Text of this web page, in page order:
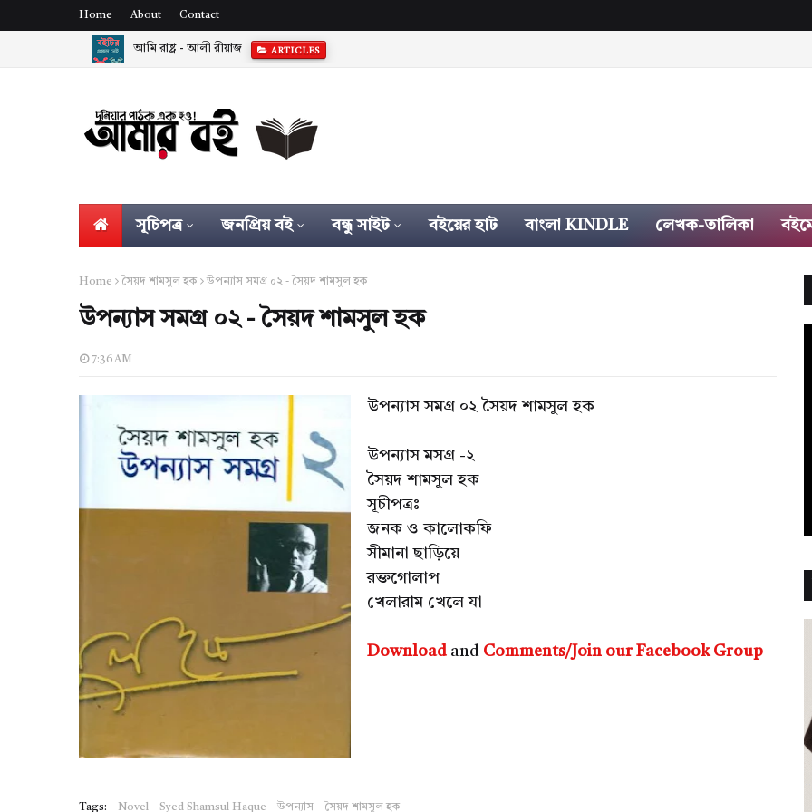
Home About Contact
আমি রাষ্ট্র - আলী রীয়াজ ARTICLES
সূচিপত্র জনপ্রিয় বই বন্ধু সাইট বইয়ের হাট বাংলা KINDLE লেখক-তালিকা
Home সৈয়দ শামসুল হক উপন্যাস সমগ্র ০২ - সৈয়দ শামসুল হক
উপন্যাস সমগ্র ০২ - সৈয়দ শামসুল হক
7:36 AM
উপন্যাস সমগ্র ০২ সৈয়দ শামসুল হক
উপন্যাস মসগ্র -২
সৈয়দ শামসুল হক
সূচীপত্রঃ
জনক ও কালোকফি
সীমানা ছাড়িয়ে
রক্তগোলাপ
খেলারাম খেলে যা
Download and Comments/Join our Facebook Group
Tags: Novel Syed Shamsul Haque উপন্যাস সৈয়দ শামসুল হক